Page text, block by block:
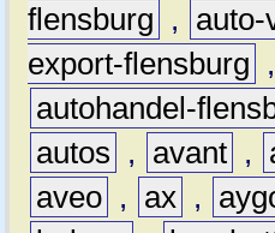
flensburg
,
auto-
export-flensburg
,
autohandel-
autos
, avant ,
aveo , ax ,